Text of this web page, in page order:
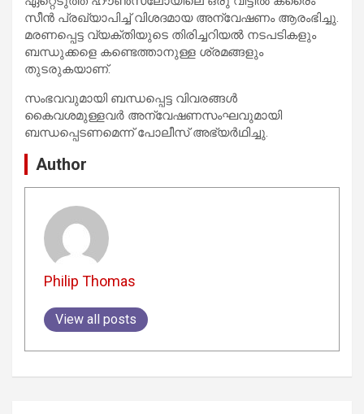
സീൻ പ്രഖ്യാപിച്ച് വിശദമായ അന്വേഷണം ആരംഭിച്ചു.
മരണപ്പെട്ട വ്യക്തിയുടെ തിരിച്ചറിയൽ നടപടികളും
ബന്ധുക്കളെ കണ്ടെത്താനുള്ള ശ്രമങ്ങളും
തുടരുകയാണ്.
സംഭവവുമായി ബന്ധപ്പെട്ട വിവരങ്ങൾ
കൈവശമുള്ളവർ അന്വേഷണസംഘവുമായി
ബന്ധപ്പെടണമെന്ന് പോലീസ് അഭ്യർഥിച്ചു.
Author
Philip Thomas
View all posts